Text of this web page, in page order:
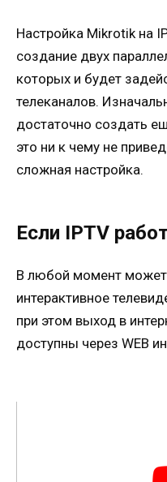
Настройка Mikrotik на
создание двух
которых и будет
телеканалов.
достаточно создать
это ни к чему не
сложная настройка.
Если IPTV
В любой момент может
интерактивное
при этом выход в
доступны через WEB